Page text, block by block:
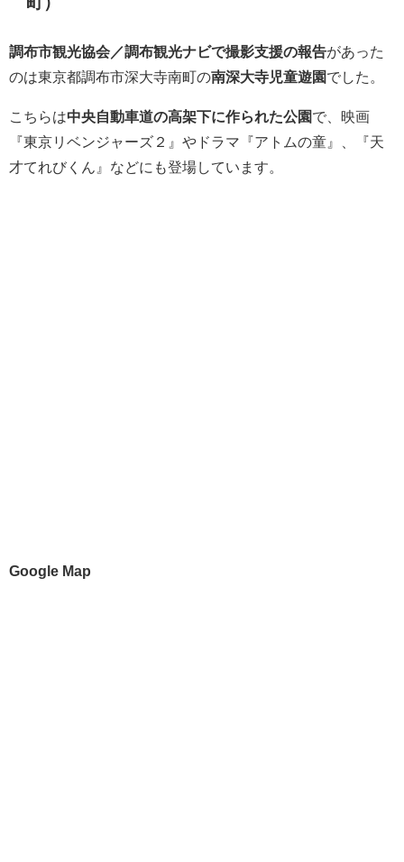
調布市観光協会／調布観光ナビで撮影支援の報告があった
のは東京都調布市深大寺南町の南深大寺児童遊園でした。
こちらは中央自動車道の高架下に作られた公園で、映画
『東京リベンジャーズ２』やドラマ『アトムの童』、『天
才てれびくん』などにも登場しています。
Google Map